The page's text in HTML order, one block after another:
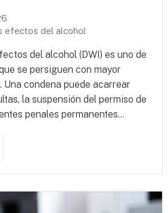
efectos del alcohol
del alcohol (DWI) es uno de
se persiguen con mayor
Una condena puede acarrear
la suspensión del permiso de
penales permanentes...